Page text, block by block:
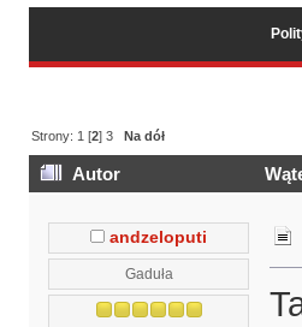
Strony: 1 [2]3 Na dół
Autor
andzeloputi
Gaduła